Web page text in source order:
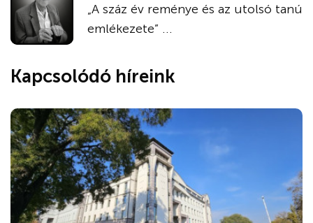
„A száz év reménye és az utolsó tanú
emlékezete” ...
Kapcsolódó híreink